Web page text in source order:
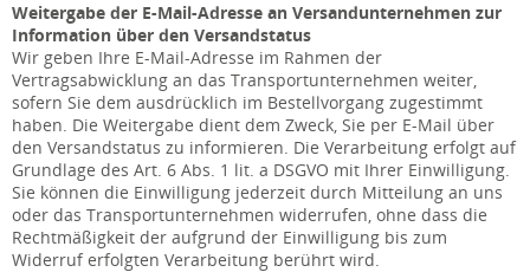
Weitergabe der E-Mail-Adresse an Versandunternehmen zur
Information über den Versandstatus
Wir geben Ihre E-Mail-Adresse im Rahmen der
Vertragsabwicklung an das Transportunternehmen weiter,
sofern Sie dem ausdrücklich im Bestellvorgang zugestimmt
haben. Die Weitergabe dient dem Zweck, Sie per E-Mail über
den Versandstatus zu informieren. Die Verarbeitung erfolgt auf
Grundlage des Art. 6 Abs. 1 lit. a DSGVO mit Ihrer Einwilligung.
Sie können die Einwilligung jederzeit durch Mitteilung an uns
oder das Transportunternehmen widerrufen, ohne dass die
Rechtmäßigkeit der aufgrund der Einwilligung bis zum
Widerruf erfolgten Verarbeitung berührt wird.